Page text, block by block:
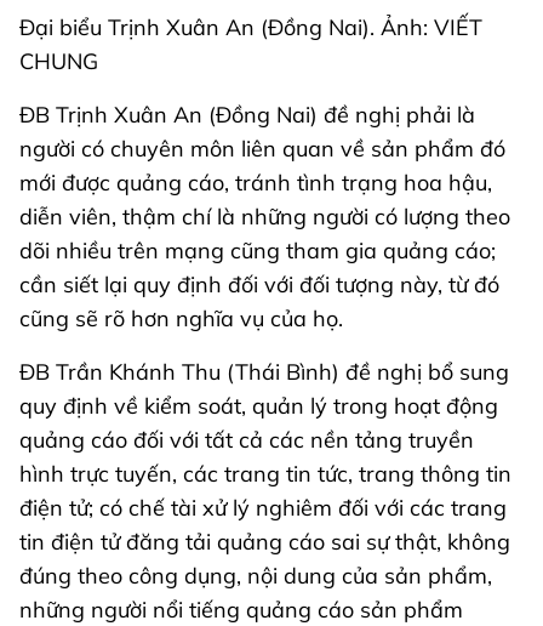
Đại biểu Trịnh Xuân An (Đồng Nai). Ảnh: VIẾT
CHUNG
ĐB Trịnh Xuân An (Đồng Nai) đề nghị phải là
người có chuyên môn liên quan về sản phẩm đó
mới được quảng cáo, tránh tình trạng hoa hậu,
diễn viên, thậm chí là những người có lượng theo
dõi nhiều trên mạng cũng tham gia quảng cáo;
cần siết lại quy định đối với đối tượng này, từ đó
cũng sẽ rõ hơn nghĩa vụ của họ.
ĐB Trần Khánh Thu (Thái Bình) đề nghị bổ sung
quy định về kiểm soát, quản lý trong hoạt động
quảng cáo đối với tất cả các nền tảng truyền
hình trực tuyến, các trang tin tức, trang thông tin
điện tử; có chế tài xử lý nghiêm đối với các trang
tin điện tử đăng tải quảng cáo sai sự thật, không
đúng theo công dụng, nội dung của sản phẩm,
những người nổi tiếng quảng cáo sản phẩm